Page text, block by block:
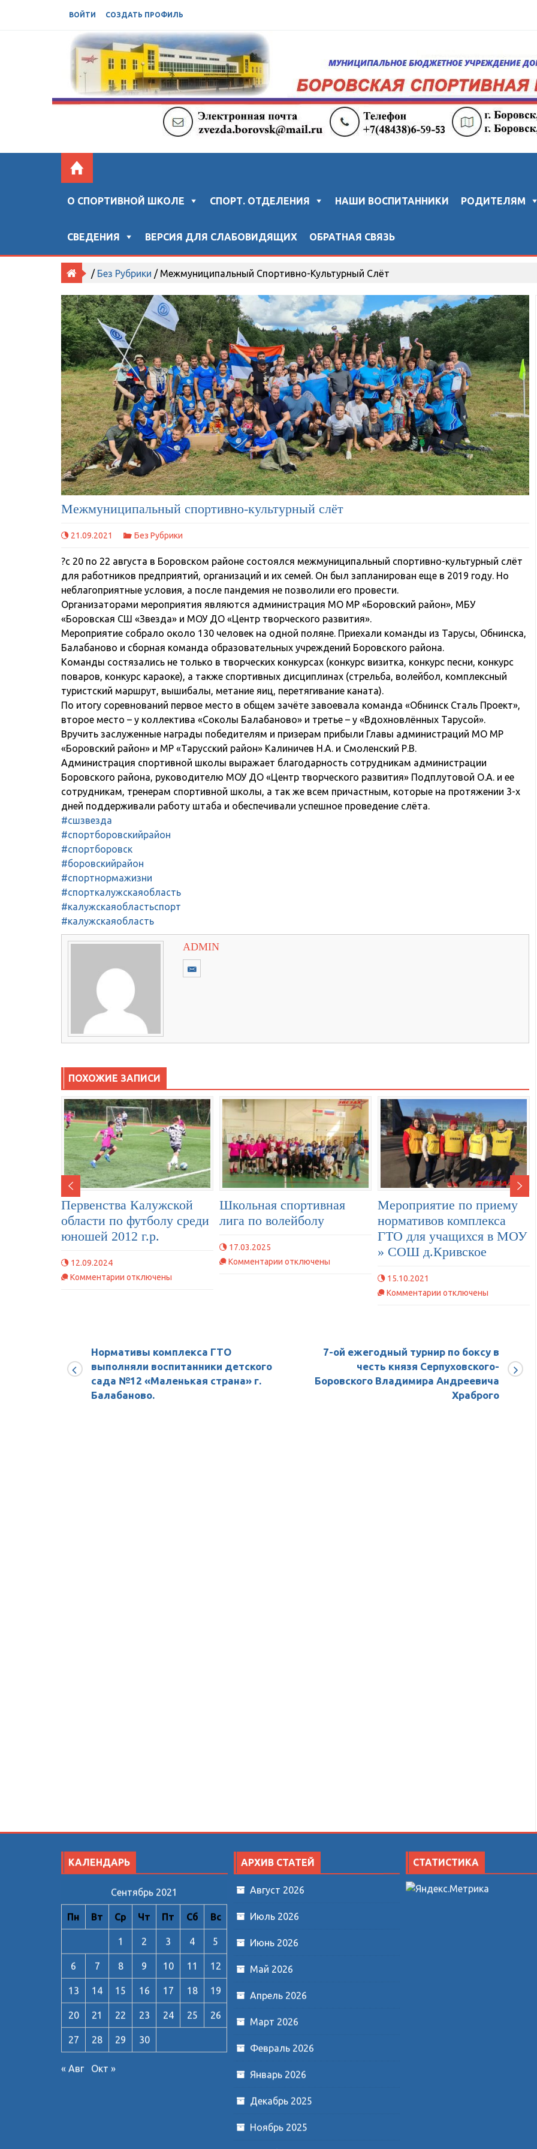
ВОЙТИ СОЗДАТЬ ПРОФИЛЬ
БОРОВСКАЯ СШ "ЗВЕЗДА"
Официальный сайт "Боровской спортивной школы "ЗВЕЗДА"
О СПОРТИВНОЙ ШКОЛЕ СПОРТ. ОТДЕЛЕНИЯ НАШИ ВОСПИТАННИКИ РОДИТЕЛЯМ
СВЕДЕНИЯ ВЕРСИЯ ДЛЯ СЛАБОВИДЯЩИХ ОБРАТНАЯ СВЯЗЬ
/ Без Рубрики / Межмуниципальный Спортивно-Культурный Слёт
Межмуниципальный спортивно-культурный слёт
21.09.2021 Без Рубрики
?с 20 по 22 августа в Боровском районе состоялся межмуниципальный спортивно-культурный слёт
для работников предприятий, организаций и их семей. Он был запланирован еще в 2019 году. Но
неблагоприятные условия, а после пандемия не позволили его провести.
Организаторами мероприятия являются администрация МО МР «Боровский район», МБУ
«Боровская СШ «Звезда» и МОУ ДО «Центр творческого развития».
Мероприятие собрало около 130 человек на одной поляне. Приехали команды из Тарусы, Обнинска,
Балабаново и сборная команда образовательных учреждений Боровского района.
Команды состязались не только в творческих конкурсах (конкурс визитка, конкурс песни, конкурс
поваров, конкурс караоке), а также спортивных дисциплинах (стрельба, волейбол, комплексный
туристский маршрут, вышибалы, метание яиц, перетягивание каната).
По итогу соревнований первое место в общем зачёте завоевала команда «Обнинск Сталь Проект»,
второе место – у коллектива «Соколы Балабаново» и третье – у «Вдохновлённых Тарусой».
Вручить заслуженные награды победителям и призерам прибыли Главы администраций МО МР
«Боровский район» и МР «Тарусский район» Калиничев Н.А. и Смоленский Р.В.
Администрация спортивной школы выражает благодарность сотрудникам администрации
Боровского района, руководителю МОУ ДО «Центр творческого развития» Подплутовой О.А. и ее
сотрудникам, тренерам спортивной школы, а так же всем причастным, которые на протяжении 3-х
дней поддерживали работу штаба и обеспечивали успешное проведение слёта.
#сшзвезда
#спортборовскийрайон
#спортборовск
#боровскийрайон
#спортнормажизни
#спорткалужскаяобласть
#калужскаяобластьспорт
#калужскаяобласть
ADMIN
ПОХОЖИЕ ЗАПИСИ
Первенства Калужской
области по футболу среди
юношей 2012 г.р.
12.09.2024
Комментарии к
по
футболу
среди
юношей
отключены
Школьная спортивная
лига по волейболу
17.03.2025
Комментарии к
волейболу
отключены
Мероприятие по приему
нормативов комплекса
ГТО для учащихся в МОУ
» СОШ д.Кривское
15.10.2021
Комментарии к
приему
нормативов
комплекса
ГТО
отключены
Нормативы комплекса ГТО
выполняли воспитанники детского
сада №12 «Маленькая страна» г.
Балабаново.
7-ой ежегодный турнир по боксу в
честь князя Серпуховского-
Боровского Владимира Андреевича
Храброго
КАЛЕНДАРЬ
Сентябрь 2021
Пн Вт Ср Чт Пт Сб Вс
1 2 3 4 5
6 7 8 9 10 11 12
13 14 15 16 17 18 19
20 21 22 23 24 25 26
27 28 29 30
« Авг Окт »
АРХИВ СТАТЕЙ
Август 2026
Июль 2026
Июнь 2026
Май 2026
Апрель 2026
Март 2026
Февраль 2026
Январь 2026
Декабрь 2025
Ноябрь 2025
СТАТИСТИКА